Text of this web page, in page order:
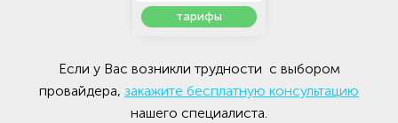
тарифы
Если у Вас возникли трудности с выбором
провайдера, закажите бесплатную консультацию
нашего специалиста.